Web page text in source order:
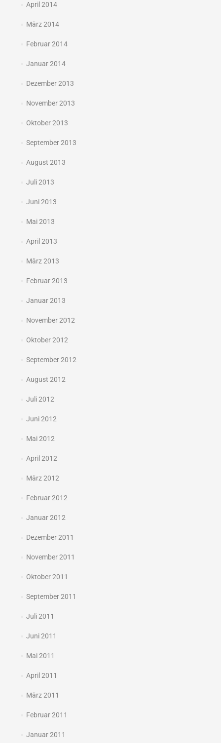
April 2014
März 2014
Februar 2014
Januar 2014
Dezember 2013
November 2013
Oktober 2013
September 2013
August 2013
Juli 2013
Juni 2013
Mai 2013
April 2013
März 2013
Februar 2013
Januar 2013
November 2012
Oktober 2012
September 2012
August 2012
Juli 2012
Juni 2012
Mai 2012
April 2012
März 2012
Februar 2012
Januar 2012
Dezember 2011
November 2011
Oktober 2011
September 2011
Juli 2011
Juni 2011
Mai 2011
April 2011
März 2011
Februar 2011
Januar 2011